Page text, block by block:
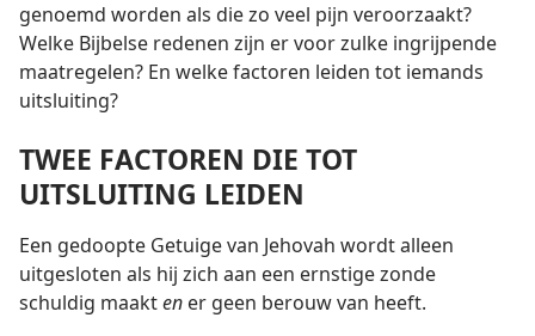
genoemd worden als die zo veel pijn veroorzaakt?
Welke Bijbelse redenen zijn er voor zulke ingrijpende
maatregelen? En welke factoren leiden tot iemands
uitsluiting?
TWEE FACTOREN DIE TOT
UITSLUITING LEIDEN
Een gedoopte Getuige van Jehovah wordt alleen
uitgesloten als hij zich aan een ernstige zonde
schuldig maakten er geen berouw van heeft.